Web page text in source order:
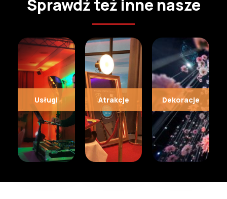
Sprawdź też inne nasze
Usługi Atrakcje Dekoracje